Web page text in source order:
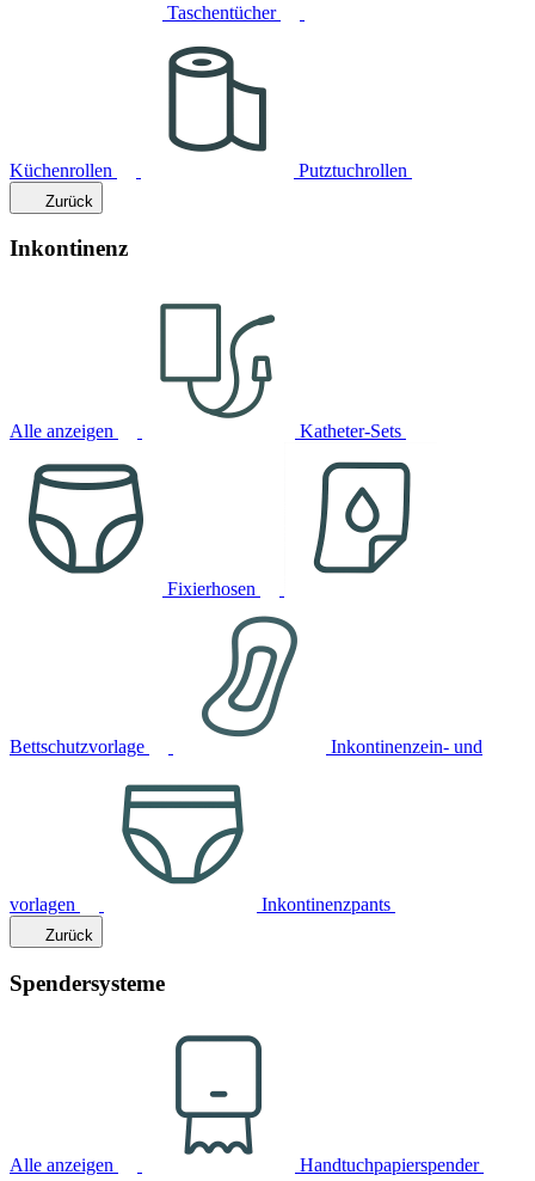
Taschentücher
Küchenrollen Putztuchrollen
Zurück
Inkontinenz
Alle anzeigen Katheter-Sets
Fixierhosen
Bettschutzvorlage Inkontinenzein- und
vorlagen Inkontinenzpants
Zurück
Spendersysteme
Alle anzeigen Handtuchpapierspender